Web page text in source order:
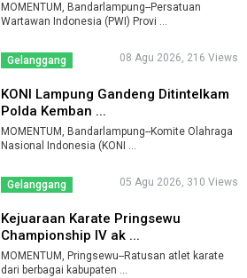
MOMENTUM, Bandarlampung--Persatuan
Wartawan Indonesia (PWI) Provi ...
Gelanggang 08 Agu 2026, 216 Views
KONI Lampung Gandeng Ditintelkam
Polda Kemban ...
MOMENTUM, Bandarlampung--Komite Olahraga
Nasional Indonesia (KONI ...
Gelanggang 05 Agu 2026, 310 Views
Kejuaraan Karate Pringsewu
Championship IV ak ...
MOMENTUM, Pringsewu--Ratusan atlet karate
dari berbagai kabupaten ...